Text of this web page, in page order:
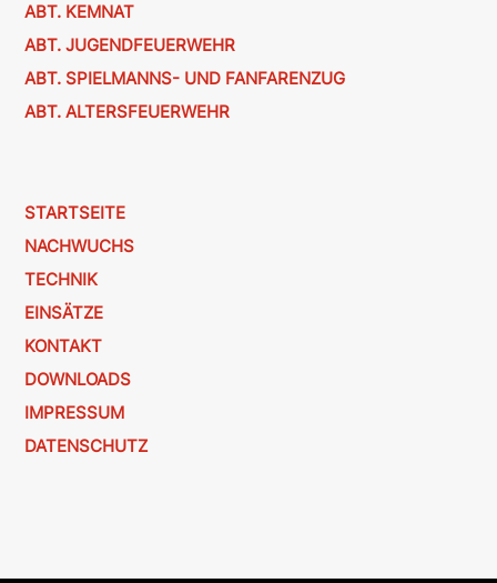
ABT. KEMNAT
ABT. JUGENDFEUERWEHR
ABT. SPIELMANNS- UND FANFARENZUG
ABT. ALTERSFEUERWEHR
STARTSEITE
NACHWUCHS
TECHNIK
EINSÄTZE
KONTAKT
DOWNLOADS
IMPRESSUM
DATENSCHUTZ